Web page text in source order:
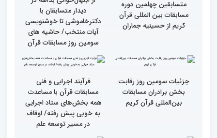
گزارش تصویری نشست
صمیمی رئیس سازمان اوقاف
و امور خیریه با هیأت داوران
مسابقات بین المللی قرآن
کریم(بخش دوم)
گزارش تصویری نشست
صمیمی رئیس سازمان اوقاف
و امور خیریه با هیأت داوران
خواهران و برادران،
متسابقین چهلمین دوره
مسابقات بین المللی قرآن
کریم(بخش اول)
گزارش تصویری دومین روز
گزارش تصویری دومین روز
رقابت بخش بانوان چهلمین
دوره مسابقات بین المللی